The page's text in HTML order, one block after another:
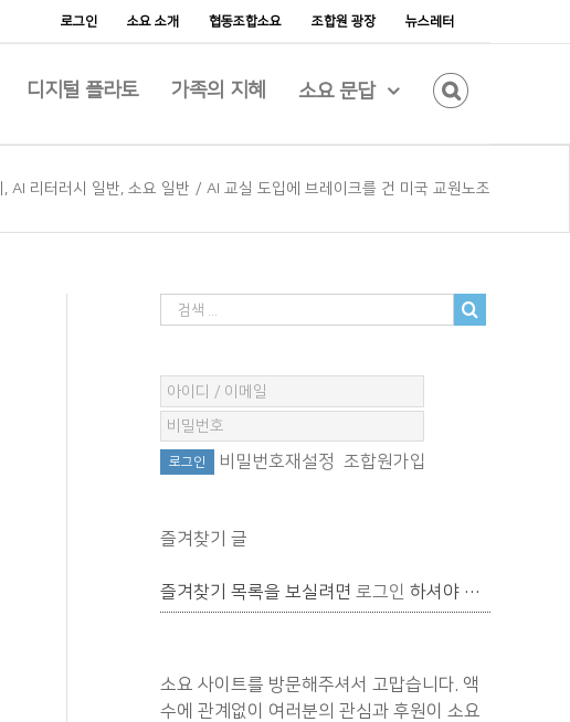
로그인 소요 소개 협동조합소요 조합원 광장 뉴스레터
디지털 플라토 가족의 지혜 소요 문답
, AI 리터러시 일반, 소요 일반 / AI 교실 도입에 브레이크를 건 미국 교원노조
비밀번호재설정 조합원가입
즐겨찾기 글
즐겨찾기 목록을 보실려면 로그인 하셔야 합니다.
소요 사이트를 방문해주셔서 고맙습니다. 액
수에 관계없이 여러분의 관심과 후원이 소요